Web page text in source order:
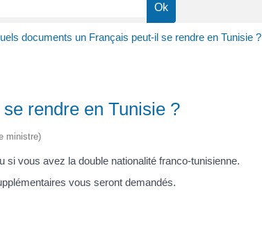
documents un Français peut-il se rendre en Tunisie ?
rendre en Tunisie ?
ministre)
vous avez la double nationalité franco-tunisienne.
vous seront demandés.